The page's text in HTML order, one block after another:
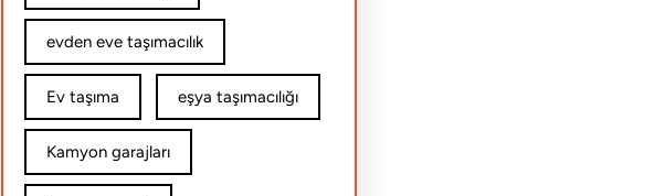
evden eve taşımacılık
Ev taşıma eşya taşımacılığı
Kamyon garajları